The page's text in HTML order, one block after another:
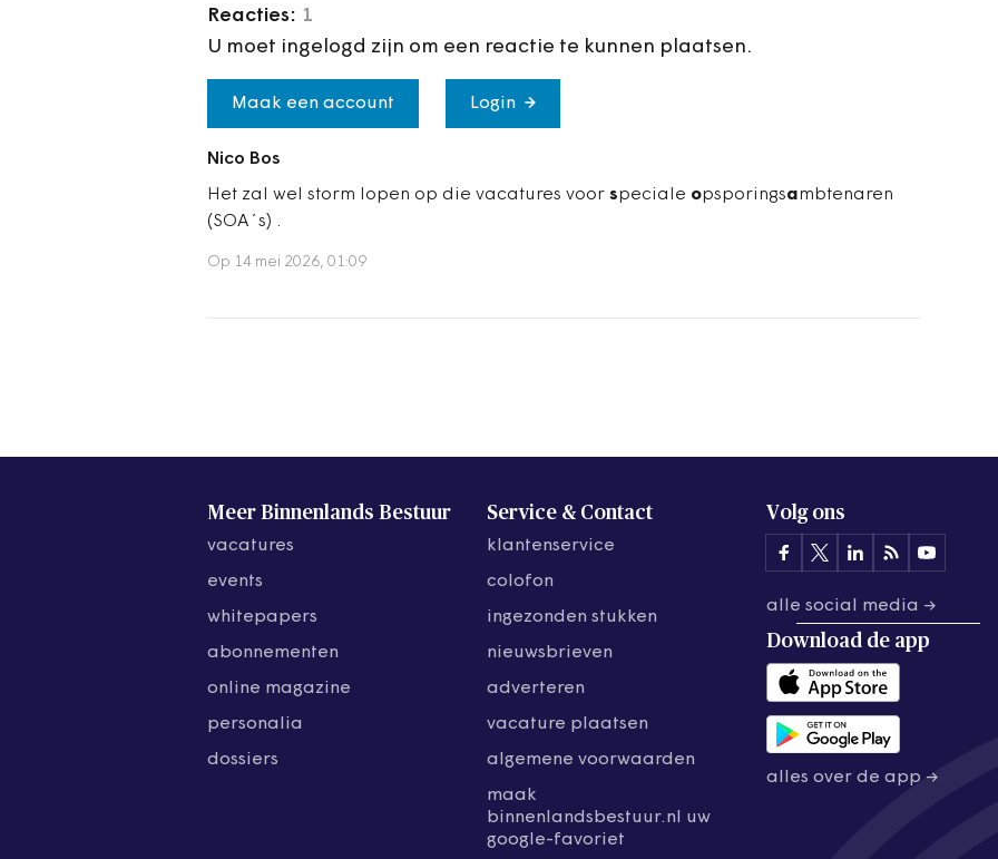
Reacties: 1
U moet ingelogd zijn om een reactie te kunnen plaatsen.
Maak een account Login
Nico Bos
Het zal wel storm lopen op die vacatures voor speciale opsporingsambtenaren
(SOA´s) .
Op 14 mei 2026, 01:09
Meer Binnenlands Bestuur
vacatures
events
whitepapers
abonnementen
online magazine
personalia
dossiers
Service & Contact
klantenservice
colofon
ingezonden stukken
nieuwsbrieven
adverteren
vacature plaatsen
algemene voorwaarden
maak
binnenlandsbestuur.nl uw
google-favoriet
Volg ons
alle social media →
Download de app
alles over de app →